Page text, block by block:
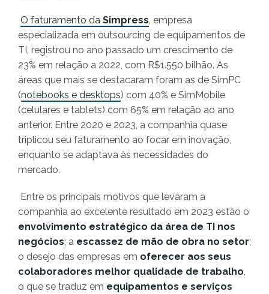
O faturamento da Simpress, empresa
especializada em outsourcing de equipamentos de
TI, registrou no ano passado um crescimento de
23% em relação a 2022, com R$1.550 bilhão. As
áreas que mais se destacaram foram as de SimPC
(notebooks e desktops) com 40% e SimMobile
(celulares e tablets) com 65% em relação ao ano
anterior. Entre 2020 e 2023, a companhia quase
triplicou seu faturamento ao focar em inovação,
enquanto se adaptava às necessidades do
mercado.
Entre os principais motivos que levaram a
companhia ao excelente resultado em 2023 estão o
envolvimento estratégico da área de TI nos
negócios; a escassez de mão de obra no setor;
o desejo das empresas em oferecer aos seus
colaboradores melhor qualidade de trabalho,
o que se traduz em equipamentos e serviços